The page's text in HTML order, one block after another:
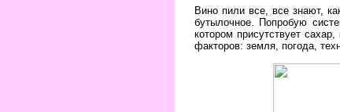
Вино пили все, все знают,
бутылочное. Попробую
котором присутствует
факторов: земля, погода,